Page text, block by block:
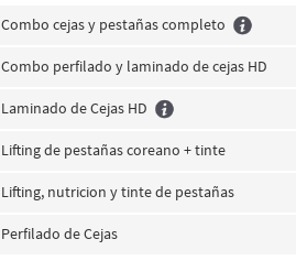
Combo cejas y pestañas completo
Combo perfilado y laminado de cejas HD
Laminado de Cejas HD
Lifting de pestañas coreano + tinte
Lifting, nutricion y tinte de pestañas
Perfilado de Cejas